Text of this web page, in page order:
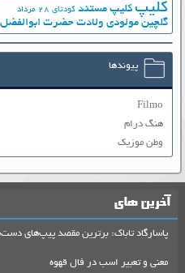
کلیپ کلیپ مستند کودتای 28 مرداد
گلچین مولودی ولادت حضرت
پیوندها
Filmo
هنگ درام
وطن موزیک
آخرین های
پاسارگاد تاباک: برترین مقصد پیپ‌های
معنی و تعبیر اسب در فال قهوه